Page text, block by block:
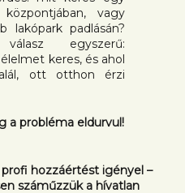
vagy
lakópark padlásán?
egyszerű:
keres, és ahol
ott otthon érzi
a probléma eldurvul!
hozzáértést igényel –
száműzzük a hívatlan